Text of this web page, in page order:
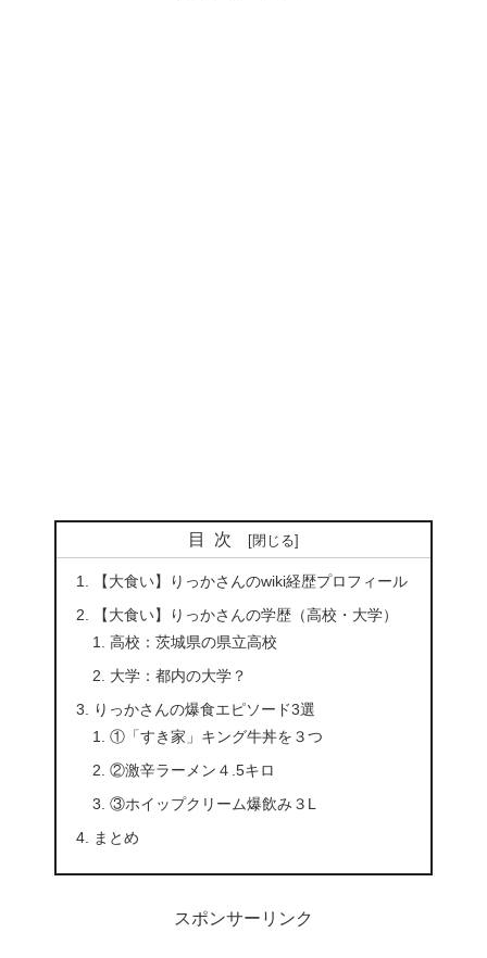
目次
【大食い】りっかさんのwiki経歴プロフィール
【大食い】りっかさんの学歴（高校・大学）
高校：茨城県の県立高校
大学：都内の大学？
りっかさんの爆食エピソード3選
①「すき家」キング牛丼を３つ
②激辛ラーメン４.5キロ
③ホイップクリーム爆飲み３L
まとめ
スポンサーリンク